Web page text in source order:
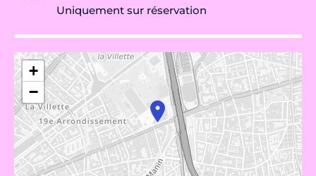
Uniquement sur réservation
+
−